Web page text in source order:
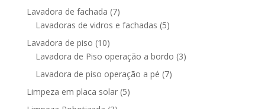
Lavadora de fachada (7)
Lavadoras de vidros e fachadas (5)
Lavadora de piso (10)
Lavadora de Piso operação a bordo (3)
Lavadora de piso operação a pé (7)
Limpeza em placa solar (5)